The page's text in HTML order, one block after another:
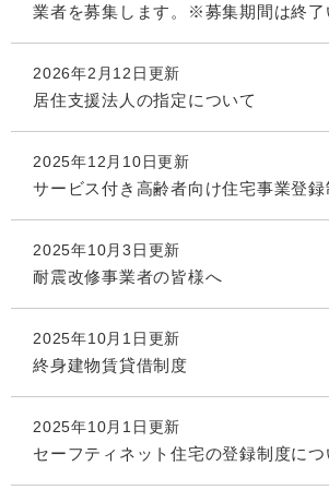
業者を募集します。※募集期間は終了
2026年2月12日更新
居住支援法人の指定について
2025年12月10日更新
サービス付き高齢者向け住宅事業登録
2025年10月3日更新
耐震改修事業者の皆様へ
2025年10月1日更新
終身建物賃貸借制度
2025年10月1日更新
セーフティネット住宅の登録制度につ